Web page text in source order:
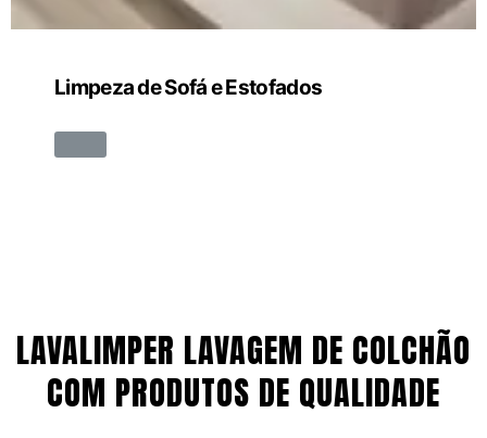
Limpeza de Sofá e Estofados
LAVALIMPER LAVAGEM DE COLCHÃO
COM PRODUTOS DE QUALIDADE